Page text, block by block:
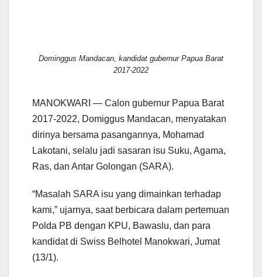
Dominggus Mandacan, kandidat gubernur Papua Barat
2017-2022
MANOKWARI — Calon gubernur Papua Barat
2017-2022, Domiggus Mandacan, menyatakan
dirinya bersama pasangannya, Mohamad
Lakotani, selalu jadi sasaran isu Suku, Agama,
Ras, dan Antar Golongan (SARA).
“Masalah SARA isu yang dimainkan terhadap
kami,” ujarnya, saat berbicara dalam pertemuan
Polda PB dengan KPU, Bawaslu, dan para
kandidat di Swiss Belhotel Manokwari, Jumat
(13/1).